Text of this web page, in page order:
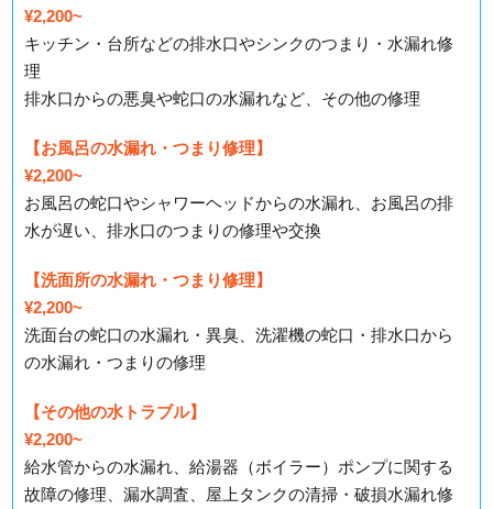
¥2,200~
キッチン・台所などの排水口やシンクのつまり・水漏れ修
理
排水口からの悪臭や蛇口の水漏れなど、その他の修理
【お風呂の水漏れ・つまり修理】
¥2,200~
お風呂の蛇口やシャワーヘッドからの水漏れ、お風呂の排
水が遅い、排水口のつまりの修理や交換
【洗面所の水漏れ・つまり修理】
¥2,200~
洗面台の蛇口の水漏れ・異臭、洗濯機の蛇口・排水口から
の水漏れ・つまりの修理
【その他の水トラブル】
¥2,200~
給水管からの水漏れ、給湯器（ボイラー）ポンプに関する
故障の修理、漏水調査、屋上タンクの清掃・破損水漏れ修